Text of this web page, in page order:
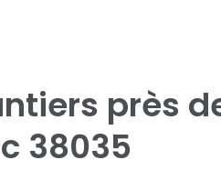
près
38035